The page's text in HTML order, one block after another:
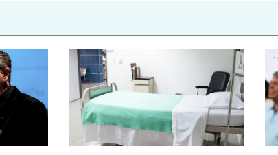
Presidente da Câmara da
Câmara entrega 50 mil